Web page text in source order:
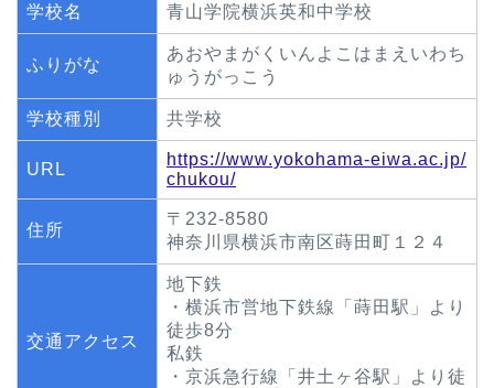
学校名 青山学院横浜英和中学校
ふりがな
あおやまがくいんよこはまえいわち
ゅうがっこう
学校種別 共学校
URL
https://www.yokohama-eiwa.ac.jp/
chukou/
住所
〒232-8580
神奈川県横浜市南区蒔田町１２４
交通アクセス
地下鉄
・横浜市営地下鉄線「蒔田駅」より
徒歩8分
私鉄
・京浜急行線「井土ヶ谷駅」より徒